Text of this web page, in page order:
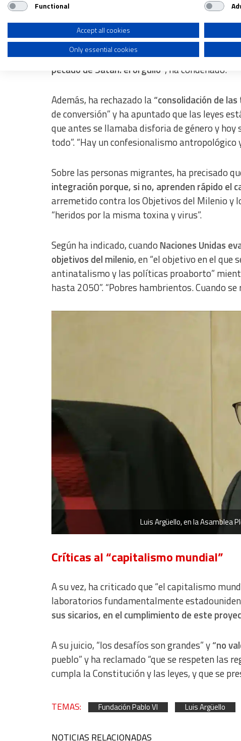
“No solo crisis, es un fenómeno de
aprobadas en España en los últimos 10 años
hay un proyecto de deconstrucción
despreciando el cuerpo,como expresión
pecado de Satán: el orgullo” , ha condenado.
Además, ha rechazado la“consolidación de
de conversión” y ha apuntado que las leyes
que antes se llamaba disforia de género y
todo”. “Hay un confesionalismo antropológico
Sobre las personas migrantes, ha precisado
integración porque, si no, aprenden rápido el
arremetido contra los Objetivos del Milenio y
“heridos por la misma toxina y virus”.
Según ha indicado, cuando Naciones Unidas
objetivos del milenio, en “el objetivo en el que
antinatalismo y las políticas proaborto”
hasta 2050”. “Pobres hambrientos. Cuando
Luis Argüello, en la Asamblea
Críticas al “capitalismo mundial”
A su vez, ha criticado que “el capitalismo
laboratorios fundamentalmente
sus sicarios, en el cumplimiento de este
A su juicio, “los desafíos son grandes” y“no
pueblo” y ha reclamado “que se respeten las
cumpla la Constitución y las leyes, y que se
TEMAS: Fundación Pablo VI Luis Argüello
NOTICIAS RELACIONADAS
Use profiles to select personalised advertising
Create profiles to personalise content
Use profiles to select personalised content
Measure advertising performance
Understand audiences through statistics or combinations of data
Develop and improve services
IAB Special Features:
Use precise geolocation data
Identify devices based on information actively requested
Non-IAB processing purposes:
Functional
Accept all cookies
Only essential cookies